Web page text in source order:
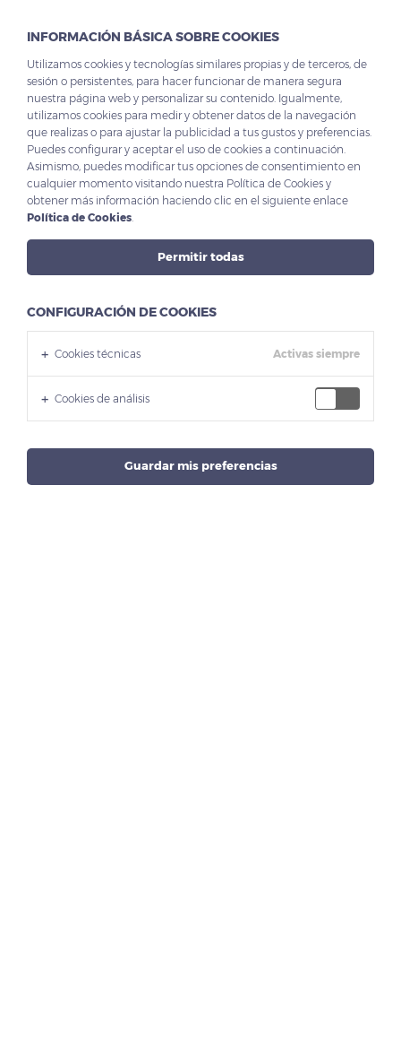
INFORMACIÓN BÁSICA SOBRE COOKIES
Utilizamos cookies y tecnologías similares propias y de terceros, de
sesión o persistentes, para hacer funcionar de manera segura
nuestra página web y personalizar su contenido. Igualmente,
utilizamos cookies para medir y obtener datos de la navegación
que realizas o para ajustar la publicidad a tus gustos y preferencias.
Puedes configurar y aceptar el uso de cookies a continuación.
Asimismo, puedes modificar tus opciones de consentimiento en
cualquier momento visitando nuestra Política de Cookies y
obtener más información haciendo clic en el siguiente enlace
Política de Cookies.
Permitir todas
CONFIGURACIÓN DE COOKIES
Activas siempre
Cookies técnicas
Cookies de análisis
Guardar mis preferencias